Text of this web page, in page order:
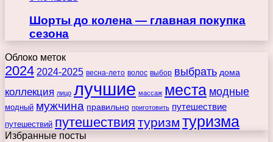
Шорты до колена — главная покупка
сезона
Облоко меток
2024 2024-2025 весна-лето волос выбор выбрать дома
коллекция лицо лучшие массаж места модные
модный мужчина правильно приготовить путешествие
путешествий путешествия туризм туризма
Избранные посты